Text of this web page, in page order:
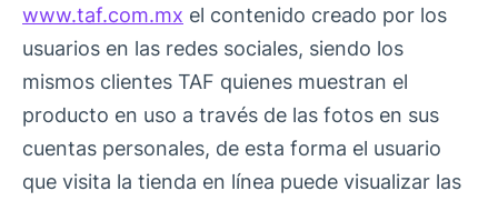
www.taf.com.mx el contenido creado por los
usuarios en las redes sociales, siendo los
mismos clientes TAF quienes muestran el
producto en uso a través de las fotos en sus
cuentas personales, de esta forma el usuario
que visita la tienda en línea puede visualizar las